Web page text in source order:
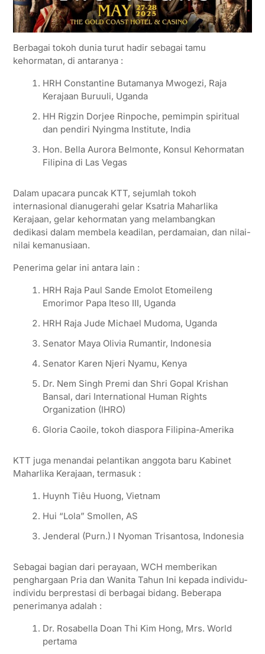
Berbagai tokoh dunia turut hadir sebagai tamu
kehormatan, di antaranya :
HRH Constantine Butamanya Mwogezi, Raja
Kerajaan Buruuli, Uganda
HH Rigzin Dorjee Rinpoche, pemimpin spiritual
dan pendiri Nyingma Institute, India
Hon. Bella Aurora Belmonte, Konsul Kehormatan
Filipina di Las Vegas
Dalam upacara puncak KTT, sejumlah tokoh
internasional dianugerahi gelar Ksatria Maharlika
Kerajaan, gelar kehormatan yang melambangkan
dedikasi dalam membela keadilan, perdamaian, dan nilai-
nilai kemanusiaan.
Penerima gelar ini antara lain :
HRH Raja Paul Sande Emolot Etomeileng
Emorimor Papa Iteso III, Uganda
HRH Raja Jude Michael Mudoma, Uganda
Senator Maya Olivia Rumantir, Indonesia
Senator Karen Njeri Nyamu, Kenya
Dr. Nem Singh Premi dan Shri Gopal Krishan
Bansal, dari International Human Rights
Organization (IHRO)
Gloria Caoile, tokoh diaspora Filipina-Amerika
KTT juga menandai pelantikan anggota baru Kabinet
Maharlika Kerajaan, termasuk :
Huynh Tiêu Huong, Vietnam
Hui “Lola” Smollen, AS
Jenderal (Purn.) I Nyoman Trisantosa, Indonesia
Sebagai bagian dari perayaan, WCH memberikan
penghargaan Pria dan Wanita Tahun Ini kepada individu-
individu berprestasi di berbagai bidang. Beberapa
penerimanya adalah :
Dr. Rosabella Doan Thi Kim Hong, Mrs. World
pertama